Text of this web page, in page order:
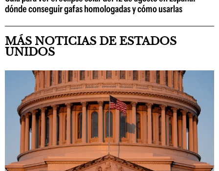
dónde conseguir gafas homologadas y cómo usarlas
MÁS NOTICIAS DE ESTADOS
UNIDOS